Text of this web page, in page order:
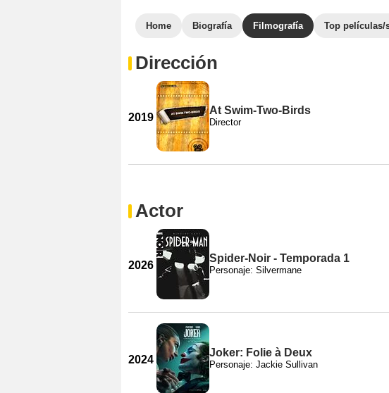
Home Biografía Filmografía Top películas/
Dirección
2019
At Swim-Two-Birds
Director
Actor
2026
Spider-Noir - Temporada 1
Personaje: Silvermane
2024
Joker: Folie à Deux
Personaje: Jackie Sullivan